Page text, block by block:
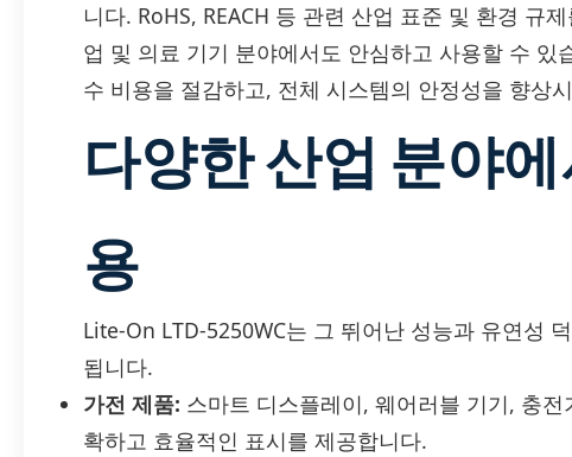
니다. RoHS, REACH 등 관련 산업 표준 및 환경 규
업 및 의료 기기 분야에서도 안심하고 사용할 수 있
수 비용을 절감하고, 전체 시스템의 안정성을 향상
다양한 산업 분야
용
Lite-On LTD-5250WC는 그 뛰어난 성능과 유연성
됩니다.
가전 제품: 스마트 디스플레이, 웨어러블 기기, 충
확하고 효율적인 표시를 제공합니다.